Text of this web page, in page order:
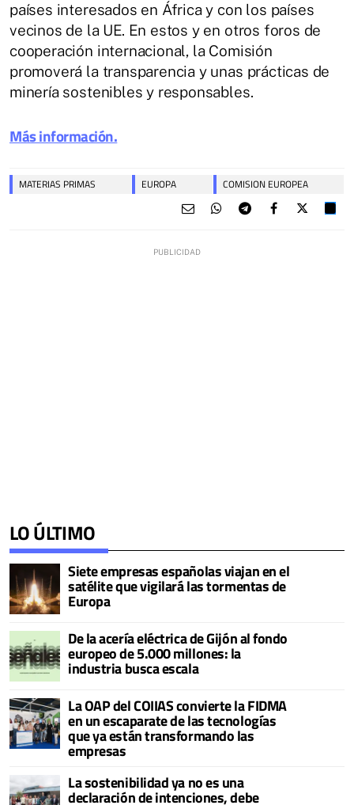
países interesados en África y con los países
vecinos de la UE. En estos y en otros foros de
cooperación internacional, la Comisión
promoverá la transparencia y unas prácticas de
minería sostenibles y responsables.
Más información.
MATERIAS PRIMAS EUROPA COMISION EUROPEA
LO ÚLTIMO
Siete empresas españolas viajan en el
satélite que vigilará las tormentas de
Europa
De la acería eléctrica de Gijón al fondo
europeo de 5.000 millones: la
industria busca escala
La OAP del COIIAS convierte la FIDMA
en un escaparate de las tecnologías
que ya están transformando las
empresas
La sostenibilidad ya no es una
declaración de intenciones, debe